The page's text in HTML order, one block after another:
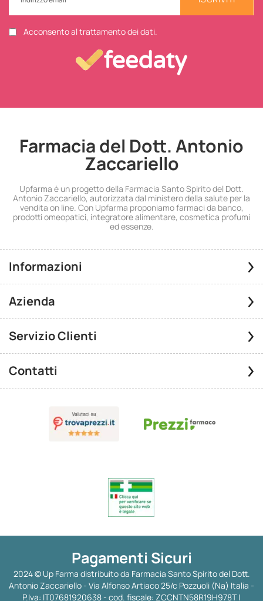
Acconsento al trattamento dei dati.
Farmacia del Dott. Antonio
Zaccariello
Upfarma è un progetto della Farmacia Santo Spirito del Dott.
Antonio Zaccariello, autorizzata dal ministero della salute per la
vendita on line. Con Upfarma proponiamo farmaci da banco,
prodotti omeopatici, integratore alimentare, cosmetica profumi
ed essenze.
Informazioni
Azienda
Servizio Clienti
Contatti
Pagamenti Sicuri
2024 © Up Farma distribuito da Farmacia Santo Spirito del Dott.
Antonio Zaccariello - Via Alfonso Artiaco 25/c Pozzuoli (Na) Italia -
P.Iva: IT07681920638 - cod. fiscale: ZCCNTN58R19H978T |